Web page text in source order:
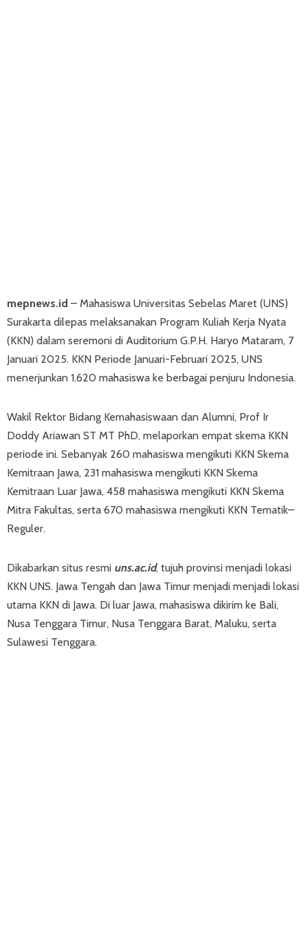
mepnews.id – Mahasiswa Universitas Sebelas Maret (UNS)
Surakarta dilepas melaksanakan Program Kuliah Kerja Nyata
(KKN) dalam seremoni di Auditorium G.P.H. Haryo Mataram, 7
Januari 2025. KKN Periode Januari-Februari 2025, UNS
menerjunkan 1.620 mahasiswa ke berbagai penjuru Indonesia.
Wakil Rektor Bidang Kemahasiswaan dan Alumni, Prof Ir
Doddy Ariawan ST MT PhD, melaporkan empat skema KKN
periode ini. Sebanyak 260 mahasiswa mengikuti KKN Skema
Kemitraan Jawa, 231 mahasiswa mengikuti KKN Skema
Kemitraan Luar Jawa, 458 mahasiswa mengikuti KKN Skema
Mitra Fakultas, serta 670 mahasiswa mengikuti KKN Tematik–
Reguler.
Dikabarkan situs resmi uns.ac.id, tujuh provinsi menjadi lokasi
KKN UNS. Jawa Tengah dan Jawa Timur menjadi menjadi lokasi
utama KKN di Jawa. Di luar Jawa, mahasiswa dikirim ke Bali,
Nusa Tenggara Timur, Nusa Tenggara Barat, Maluku, serta
Sulawesi Tenggara.